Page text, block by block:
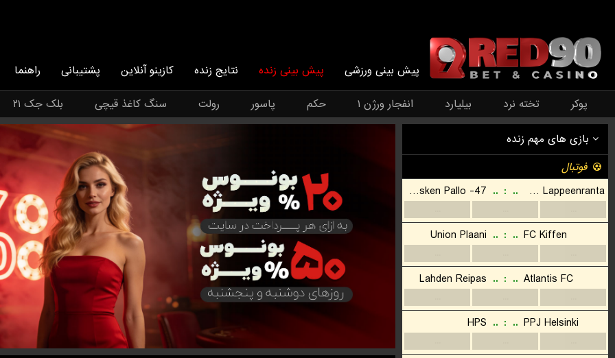
پیش بینی ورزشی پیش بینی زنده نتایج زنده کازینو آنلاین پشتیبانی راهنما
پوکر تخته نرد بیلیارد انفجار ورژن ۱ حکم پاسور رولت سنگ کاغذ قیچی بلک جک ۲۱
بازی های مهم زنده
فوتبال
Pepo Lappeenranta
..
:
..
Myllykosken Pallo -47
FC Kiffen
..
:
..
Union Plaani
Atlantis FC
..
:
..
Lahden Reipas
PPJ Helsinki
..
:
..
HPS